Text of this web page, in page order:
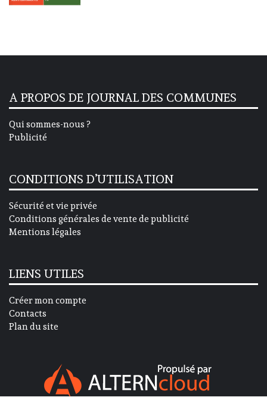
A PROPOS DE JOURNAL DES COMMUNES
Qui sommes-nous ?
Publicité
CONDITIONS D’UTILISATION
Sécurité et vie privée
Conditions générales de vente de publicité
Mentions légales
LIENS UTILES
Créer mon compte
Contacts
Plan du site